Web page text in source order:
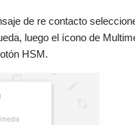
de re contacto
luego el ícono de
HSM.